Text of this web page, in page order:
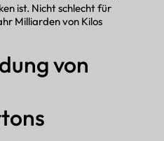
ist. Nicht schlecht für
Milliarden von Kilos
von